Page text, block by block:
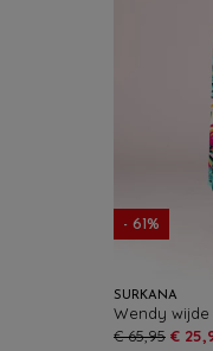
- 61%
SURKANA
Wendy
€ 65,95 €